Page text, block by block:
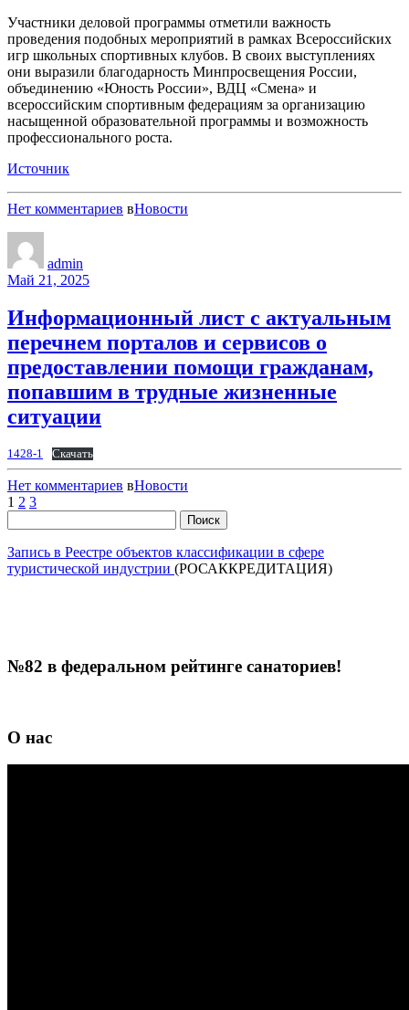
Участники деловой программы отметили важность
проведения подобных мероприятий в рамках Всероссийских
игр школьных спортивных клубов. В своих выступлениях
они выразили благодарность Минпросвещения России,
объединению «Юность России», ВДЦ «Смена» и
всероссийским спортивным федерациям за организацию
насыщенной образовательной программы и возможность
профессионального роста.
Источник
Нет комментариев вНовости
admin
Май 21, 2025
Информационный лист с актуальным
перечнем порталов и сервисов о
предоставлении помощи гражданам,
попавшим в трудные жизненные
ситуации
1428-1 Скачать
Нет комментариев вНовости
Пагинация
записей
1 2 3
Запись в Реестре объектов классификации в сфере
туристической индустрии (РОСАККРЕДИТАЦИЯ)
№82 в федеральном рейтинге санаториев!
О нас